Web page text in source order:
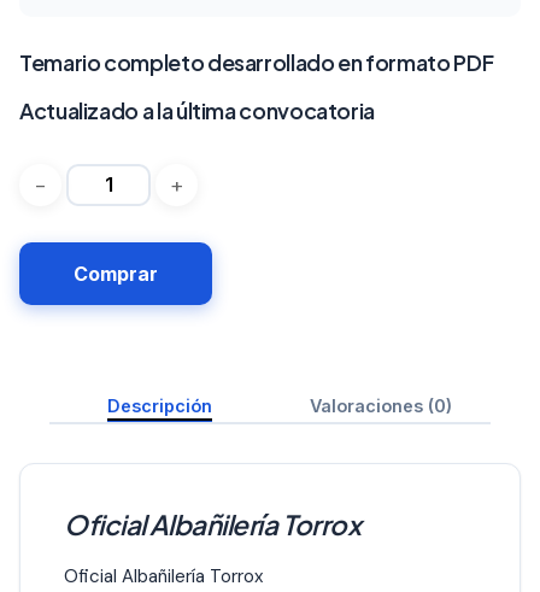
Temario completo desarrollado en formato PDF
Actualizado a la última convocatoria
Comprar
Descripción Valoraciones (0)
Oficial Albañilería Torrox
Oficial Albañilería Torrox